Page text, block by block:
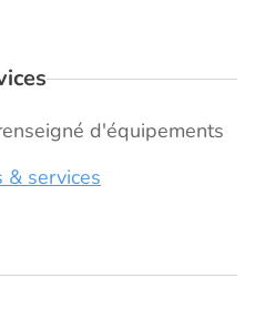
d'équipements
services